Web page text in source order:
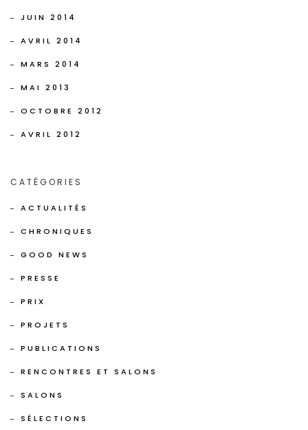
JUIN 2014
AVRIL 2014
MARS 2014
MAI 2013
OCTOBRE 2012
AVRIL 2012
CATÉGORIES
ACTUALITÉS
CHRONIQUES
GOOD NEWS
PRESSE
PRIX
PROJETS
PUBLICATIONS
RENCONTRES ET SALONS
SALONS
SÉLECTIONS